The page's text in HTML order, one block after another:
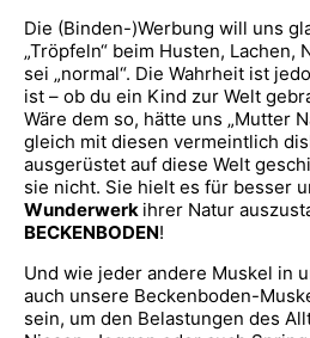
Die (Binden-)Werbung will uns
„Tröpfeln“ beim Husten, Lachen,
sei „normal“. Die Wahrheit ist
ist – ob du ein Kind zur Welt
Wäre dem so, hätte uns „Mutter
gleich mit diesen vermeintlich
ausgerüstet auf diese Welt
sie nicht. Sie hielt es für besser
Wunderwerk ihrer Natur
BECKENBODEN!
Und wie jeder andere Muskel in
auch unsere Beckenboden-
sein, um den Belastungen des